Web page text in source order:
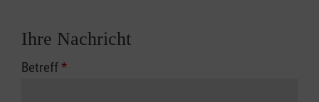
Ihre Nachricht
Betreff*